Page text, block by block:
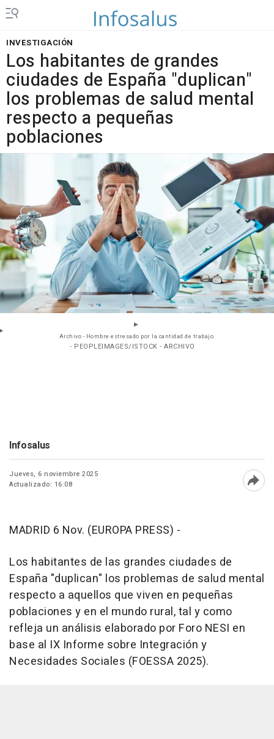
INVESTIGACIÓN
Los habitantes de grandes
ciudades de España "duplican"
los problemas de salud mental
respecto a pequeñas
poblaciones
Archivo - Hombre estresado por la cantidad de trabajo.
- PEOPLEIMAGES/ISTOCK - ARCHIVO
Infosalus
Jueves, 6 noviembre 2025
Actualizado: 16:08
MADRID 6 Nov. (EUROPA PRESS) -
Los habitantes de las grandes ciudades de
España "duplican" los problemas de salud mental
respecto a aquellos que viven en pequeñas
poblaciones y en el mundo rural, tal y como
refleja un análisis elaborado por Foro NESI en
base al IX Informe sobre Integración y
Necesidades Sociales (FOESSA 2025).